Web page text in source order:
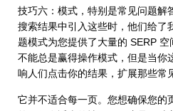
技巧六：模式，特别是常见问题解
搜索结果中引入这些时，他们给了
题模式为您提供了大量的 SERP
不能总是赢得操作模式，但是当你
响人们点击你的结果，扩展那些常
它并不适合每一页。您想确保您的